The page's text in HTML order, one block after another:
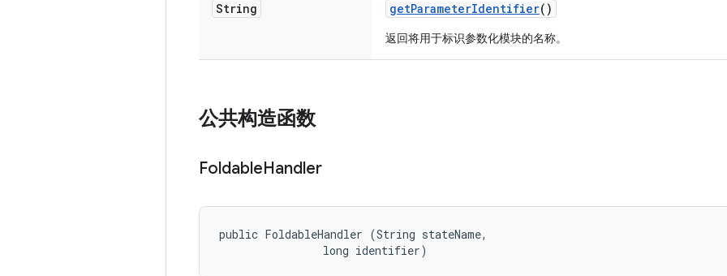
String getParameterIdentifier()
返回将用于标识参数化模块的名称。
公共构造函数
FoldableHandler
public FoldableHandler (String stateName,
                long identifier)